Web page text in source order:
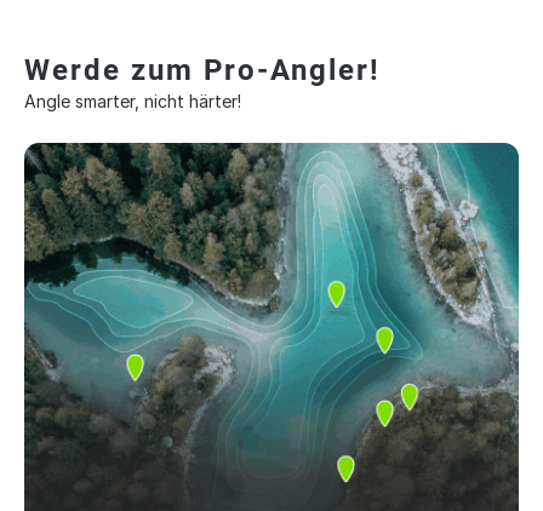
Werde zum Pro-Angler!
Angle smarter, nicht härter!